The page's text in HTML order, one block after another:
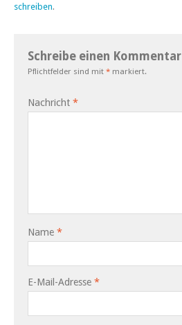
schreiben.
Schreibe einen Kommentar
Pflichtfelder sind mit * markiert.
Nachricht *
Name *
E-Mail-Adresse *